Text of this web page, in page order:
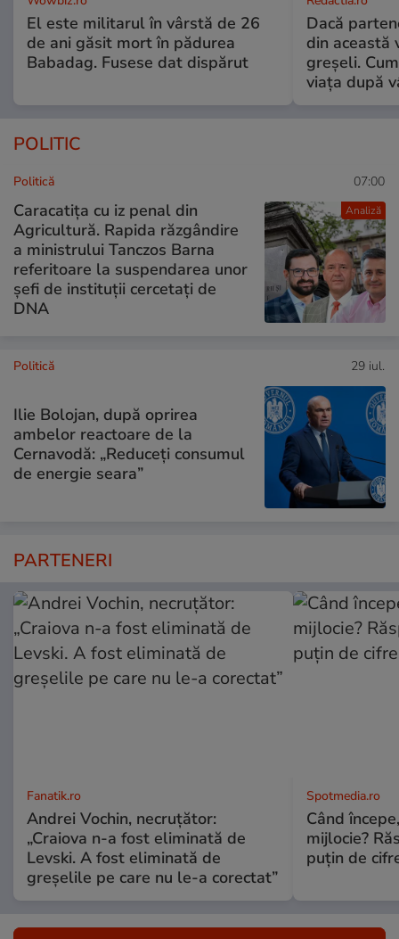
El este militarul în vârstă de 26
de ani găsit mort în pădurea
Babadag. Fusese dat dispărut
Dacă
din această
greșeli.
viața după
POLITIC
Analiză
Politică 07:00
Caracatița cu iz penal din
Agricultură. Rapida răzgândire
a ministrului Tanczos Barna
referitoare la suspendarea unor
șefi de instituții cercetați de
DNA
Politică 29 iul.
Ilie Bolojan, după oprirea
ambelor reactoare de la
Cernavodă: „Reduceți consumul
de energie seara”
PARTENERI
Fanatik.ro
Andrei Vochin, necruțător:
„Craiova n-a fost eliminată de
Levski. A fost eliminată de
greșelile pe care nu le-a corectat”
Spotmedia.ro
Când
mijlocie?
puțin de